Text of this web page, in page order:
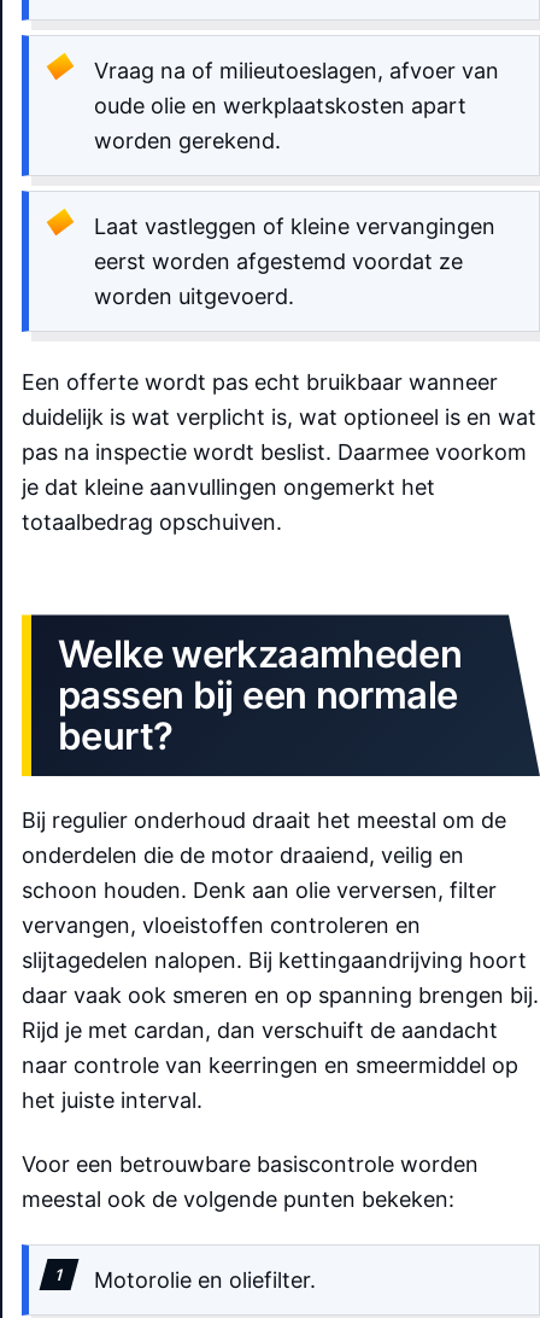
Vraag na of milieutoeslagen, afvoer van
oude olie en werkplaatskosten apart
worden gerekend.
Laat vastleggen of kleine vervangingen
eerst worden afgestemd voordat ze
worden uitgevoerd.
Een offerte wordt pas echt bruikbaar wanneer
duidelijk is wat verplicht is, wat optioneel is en wat
pas na inspectie wordt beslist. Daarmee voorkom
je dat kleine aanvullingen ongemerkt het
totaalbedrag opschuiven.
Welke werkzaamheden
passen bij een normale
beurt?
Bij regulier onderhoud draait het meestal om de
onderdelen die de motor draaiend, veilig en
schoon houden. Denk aan olie verversen, filter
vervangen, vloeistoffen controleren en
slijtagedelen nalopen. Bij kettingaandrijving hoort
daar vaak ook smeren en op spanning brengen bij.
Rijd je met cardan, dan verschuift de aandacht
naar controle van keerringen en smeermiddel op
het juiste interval.
Voor een betrouwbare basiscontrole worden
meestal ook de volgende punten bekeken:
Motorolie en oliefilter.